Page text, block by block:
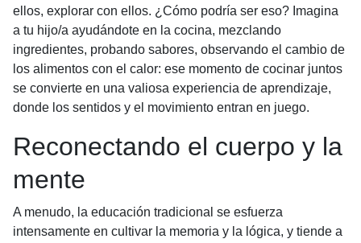
ellos, explorar con ellos. ¿Cómo podría ser eso? Imagina
a tu hijo/a ayudándote en la cocina, mezclando
ingredientes, probando sabores, observando el cambio de
los alimentos con el calor: ese momento de cocinar juntos
se convierte en una valiosa experiencia de aprendizaje,
donde los sentidos y el movimiento entran en juego.
Reconectando el cuerpo y la
mente
A menudo, la educación tradicional se esfuerza
intensamente en cultivar la memoria y la lógica, y tiende a